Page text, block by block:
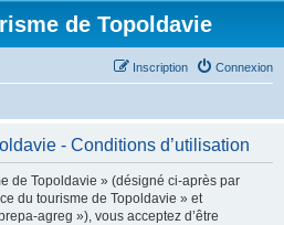
de Topoldavie
Connexion
Inscription
- Conditions d’utilisation
de Topoldavie » (désigné ci-après par
du tourisme de Topoldavie » et
agreg »), vous acceptez d’être